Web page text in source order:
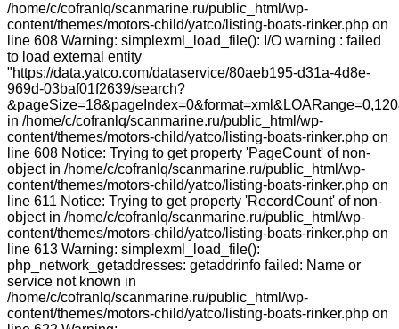
/home/c/cofranlq/scanmarine.ru/public_html/wp-
content/themes/motors-child/yatco/listing-boats-rinker.php on
line 608 Warning: simplexml_load_file(): I/O warning : failed
to load external entity
"https://data.yatco.com/dataservice/80aeb195-d31a-4d8e-
969d-03baf01f2639/search?
in /home/c/cofranlq/scanmarine.ru/public_html/wp-
content/themes/motors-child/yatco/listing-boats-rinker.php on
line 608 Notice: Trying to get property 'PageCount' of non-
object in /home/c/cofranlq/scanmarine.ru/public_html/wp-
content/themes/motors-child/yatco/listing-boats-rinker.php on
line 611 Notice: Trying to get property 'RecordCount' of non-
object in /home/c/cofranlq/scanmarine.ru/public_html/wp-
content/themes/motors-child/yatco/listing-boats-rinker.php on
line 613 Warning: simplexml_load_file():
php_network_getaddresses: getaddrinfo failed: Name or
service not known in
/home/c/cofranlq/scanmarine.ru/public_html/wp-
content/themes/motors-child/yatco/listing-boats-rinker.php on